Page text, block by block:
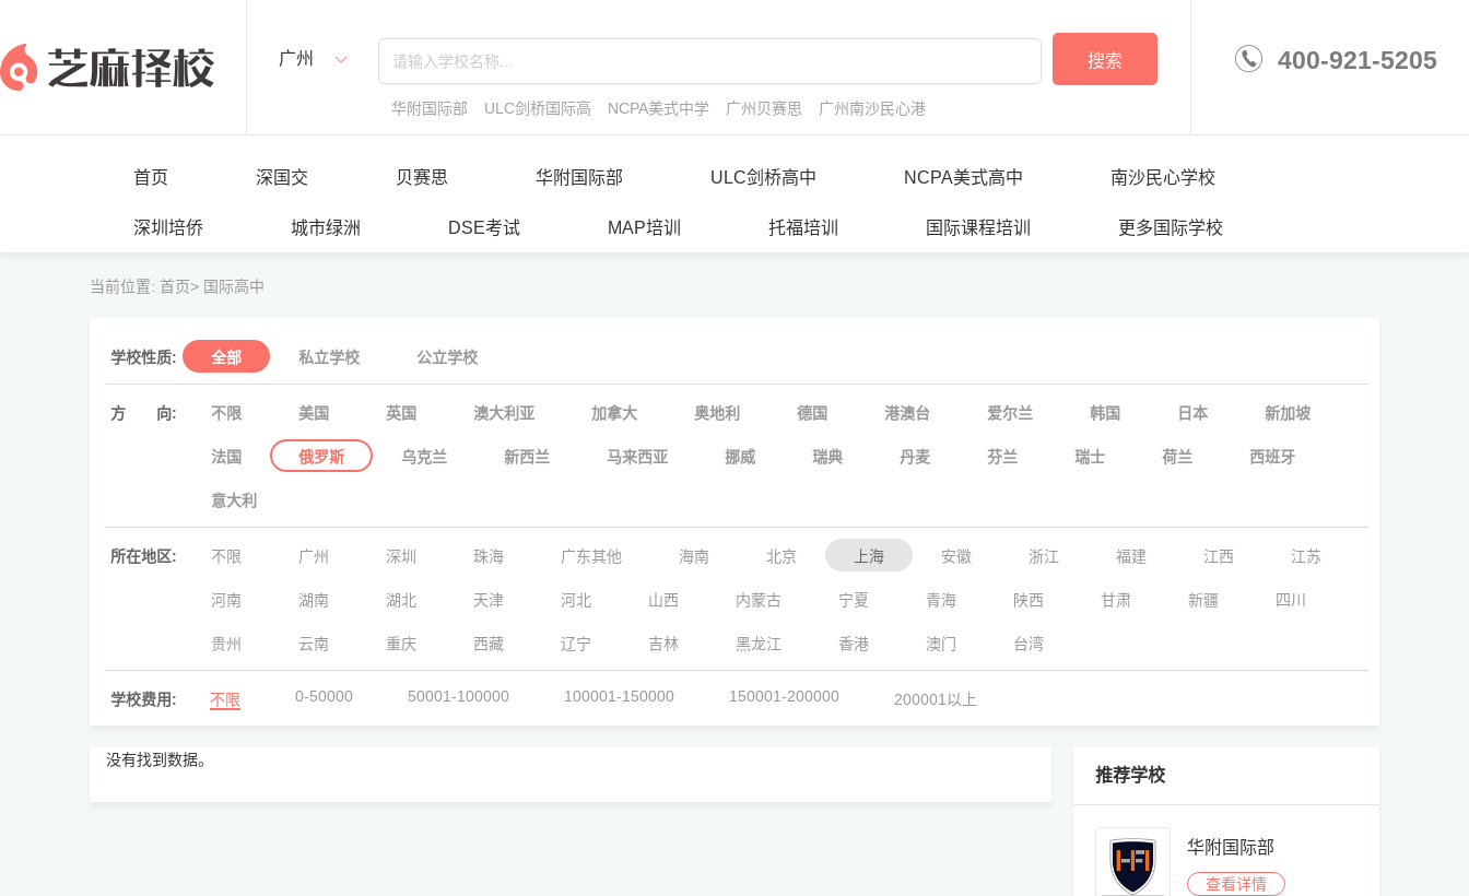
广州 搜索
华附国际部 ULC剑桥国际高中 NCPA美式中学 广州贝赛思 广州南沙民心港人子弟学校
400-921-5205
首页 深国交 贝赛思 华附国际部 ULC剑桥高中 NCPA美式高中 南沙民心学校
深圳培侨 城市绿洲 DSE考试 MAP培训 托福培训 国际课程培训 更多国际学校
当前位置: 首页> 国际高中
学校性质: 全部 私立学校 公立学校
方 向: 不限 美国 英国 澳大利亚 加拿大 奥地利 德国 港澳台 爱尔兰 韩国 日本 新加坡
法国 俄罗斯 乌克兰 新西兰 马来西亚 挪威 瑞典 丹麦 芬兰 瑞士 荷兰 西班牙
意大利
所在地区: 不限 广州 深圳 珠海 广东其他 海南 北京 上海 安徽 浙江 福建 江西 江苏
河南 湖南 湖北 天津 河北 山西 内蒙古 宁夏 青海 陕西 甘肃 新疆 四川
贵州 云南 重庆 西藏 辽宁 吉林 黑龙江 香港 澳门 台湾
学校费用: 不限 0-50000 50001-100000 100001-150000 150001-200000 200001以上
没有找到数据。
推荐学校
华附国际部
查看详情